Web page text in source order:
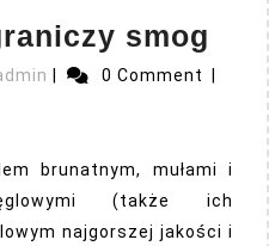
smog
admin 0 Comment
brunatnym, mułami i
(także ich
najgorszej jakości i